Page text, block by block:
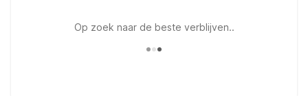
Op zoek naar de beste verblijven..